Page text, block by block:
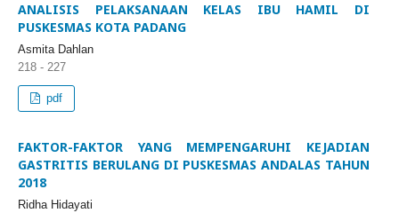
ANALISIS PELAKSANAAN KELAS IBU HAMIL DI
PUSKESMAS KOTA PADANG
Asmita Dahlan
218 - 227
pdf
FAKTOR-FAKTOR YANG MEMPENGARUHI KEJADIAN
GASTRITIS BERULANG DI PUSKESMAS ANDALAS TAHUN
2018
Ridha Hidayati